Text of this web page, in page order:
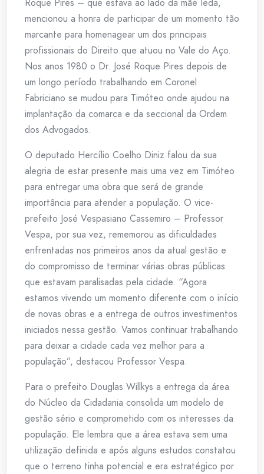
mencionou a honra de participar de um momento tão
marcante para homenagear um dos principais
profissionais do Direito que atuou no Vale do Aço.
Nos anos 1980 o Dr. José Roque Pires depois de
um longo período trabalhando em Coronel
Fabriciano se mudou para Timóteo onde ajudou na
implantação da comarca e da seccional da Ordem
dos Advogados.
O deputado Hercílio Coelho Diniz falou da sua
alegria de estar presente mais uma vez em Timóteo
para entregar uma obra que será de grande
importância para atender a população. O vice-
prefeito José Vespasiano Cassemiro – Professor
Vespa, por sua vez, rememorou as dificuldades
enfrentadas nos primeiros anos da atual gestão e
do compromisso de terminar várias obras públicas
que estavam paralisadas pela cidade. “Agora
estamos vivendo um momento diferente com o início
de novas obras e a entrega de outros investimentos
iniciados nessa gestão. Vamos continuar trabalhando
para deixar a cidade cada vez melhor para a
população”, destacou Professor Vespa.
Para o prefeito Douglas Willkys a entrega da área
do Núcleo da Cidadania consolida um modelo de
gestão sério e comprometido com os interesses da
população. Ele lembra que a área estava sem uma
utilização definida e após alguns estudos constatou
que o terreno tinha potencial e era estratégico por